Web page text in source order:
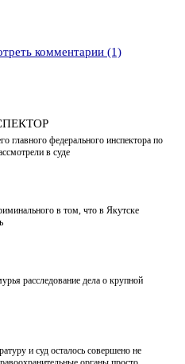
комментарии (1)
федерального инспектора по
в суде
в том, что в Якутске
расследование дела о крупной
и суд осталось совершено не